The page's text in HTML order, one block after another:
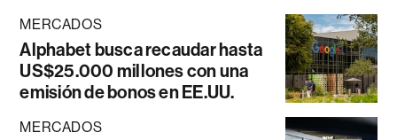
MERCADOS
Alphabet busca recaudar hasta
US$25.000 millones con una
emisión de bonos en EE.UU.
MERCADOS